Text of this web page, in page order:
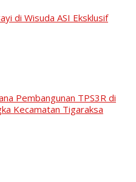
di Wisuda ASI Eksklusif
Pembangunan TPS3R di
Kecamatan Tigaraksa